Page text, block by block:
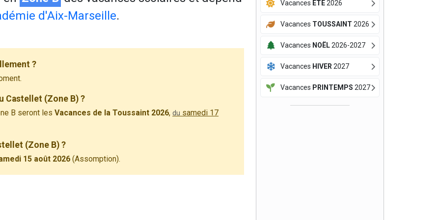
d'Aix-Marseille.
?
Castellet (Zone B) ?
B seront les Vacances de la Toussaint 2026, du samedi 17
(Zone B) ?
15 août 2026 (Assomption).
Vacances ÉTÉ2026
Vacances TOUSSAINT 2026
Vacances NOËL2026-2027
Vacances HIVER 2027
Vacances PRINTEMPS 2027